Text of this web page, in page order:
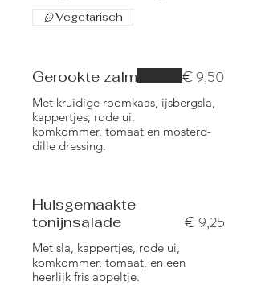
Vegetarisch
Gerookte zalm
Met kruidige roomkaas, ijsbergsla,
kappertjes, rode ui,
komkommer, tomaat en mosterd-
dille dressing.
€ 9,50
Huisgemaakte
tonijnsalade
Met sla, kappertjes, rode ui,
komkommer, tomaat, en een
heerlijk fris appeltje.
€ 9,25